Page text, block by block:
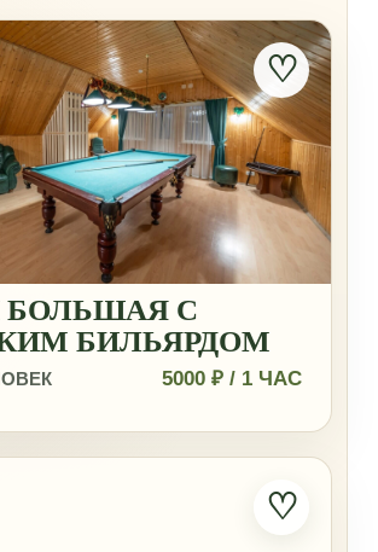
♡
БОЛЬШАЯ С
БИЛЬЯРДОМ
5000 ₽ / 1 ЧАС
♡